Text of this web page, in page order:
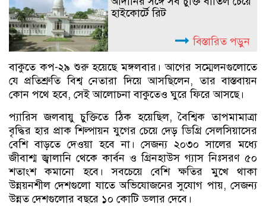
হাইকোর্টে রিট
বিস্তারিত পড়ুন
বাকুতে কপ-২৯ শুরু হয়েছে মঙ্গলবার। আগের সম্মেলনগুলোতে
যে প্রতিশ্রুতি বিশ্ব নেতারা দিয়ে আসছিলেন, তার বাস্তবায়ন
কোন পথে হবে, সেই আলোচনা বাকুতেও ঘুরে ফিরে আসছে।
প্যারিস জলবায়ু চুক্তিতে ঠিক হয়েছিল, বৈশ্বিক তাপমামাত্রা
বৃদ্ধির হার প্রাক শিল্পায়ন যুগের চেয়ে দেড় ডিগ্রি সেলসিয়াসের
বেশি বাড়তে দেওয়া হবে না। সেজন্য ২০৩০ সালের মধ্যে
জীবাশ্ম জ্বালানি থেকে কার্বন ও গ্রিনহাউস গ্যাস নিঃসরণ ৫০
শতাংশ কমানো হবে। সবচেয়ে বেশি ক্ষতির মুখে থাকা
উন্নয়নশীল দেশগুলো যাতে অভিযোজনের সুযোগ পায়, সেজন্য
উন্নত দেশগুলোর বছরে ১০ কোটি ডলার দেবে।